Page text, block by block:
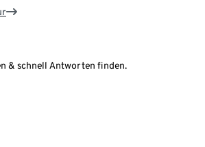
& schnell Antworten finden.